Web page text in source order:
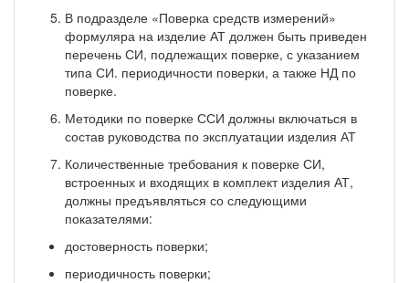
В подразделе «Поверка средств измерений»
формуляра на изделие АТ должен быть приведен
перечень СИ, подлежащих поверке, с указанием
типа СИ. периодичности поверки, а также НД по
поверке.
Методики по поверке ССИ должны включаться в
состав руководства по эксплуатации изделия АТ
Количественные требования к поверке СИ,
встроенных и входящих в комплект изделия АТ,
должны предъявляться со следующими
показателями:
достоверность поверки;
периодичность поверки;